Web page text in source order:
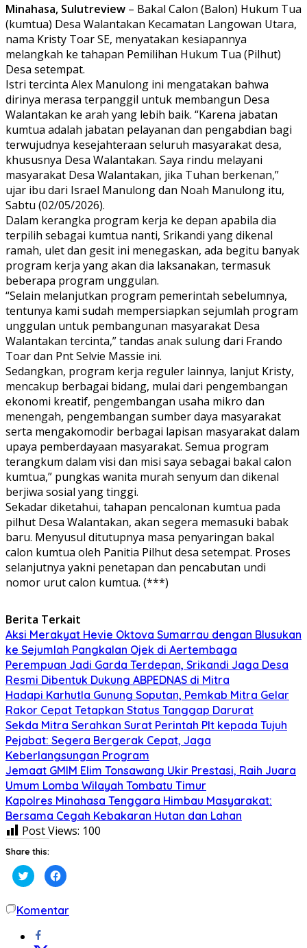
Minahasa, Sulutreview – Bakal Calon (Balon) Hukum Tua
(kumtua) Desa Walantakan Kecamatan Langowan Utara,
nama Kristy Toar SE, menyatakan kesiapannya
melangkah ke tahapan Pemilihan Hukum Tua (Pilhut)
Desa setempat.
Istri tercinta Alex Manulong ini mengatakan bahwa
dirinya merasa terpanggil untuk membangun Desa
Walantakan ke arah yang lebih baik. “Karena jabatan
kumtua adalah jabatan pelayanan dan pengabdian bagi
terwujudnya kesejahteraan seluruh masyarakat desa,
khususnya Desa Walantakan. Saya rindu melayani
masyarakat Desa Walantakan, jika Tuhan berkenan,”
ujar ibu dari Israel Manulong dan Noah Manulong itu,
Sabtu (02/05/2026).
Dalam kerangka program kerja ke depan apabila dia
terpilih sebagai kumtua nanti, Srikandi yang dikenal
ramah, ulet dan gesit ini menegaskan, ada begitu banyak
program kerja yang akan dia laksanakan, termasuk
beberapa program unggulan.
“Selain melanjutkan program pemerintah sebelumnya,
tentunya kami sudah mempersiapkan sejumlah program
unggulan untuk pembangunan masyarakat Desa
Walantakan tercinta,” tandas anak sulung dari Frando
Toar dan Pnt Selvie Massie ini.
Sedangkan, program kerja reguler lainnya, lanjut Kristy,
mencakup berbagai bidang, mulai dari pengembangan
ekonomi kreatif, pengembangan usaha mikro dan
menengah, pengembangan sumber daya masyarakat
serta mengakomodir berbagai lapisan masyarakat dalam
upaya pemberdayaan masyarakat. Semua program
terangkum dalam visi dan misi saya sebagai bakal calon
kumtua,” pungkas wanita murah senyum dan dikenal
berjiwa sosial yang tinggi.
Sekadar diketahui, tahapan pencalonan kumtua pada
pilhut Desa Walantakan, akan segera memasuki babak
baru. Menyusul ditutupnya masa penyaringan bakal
calon kumtua oleh Panitia Pilhut desa setempat. Proses
selanjutnya yakni penetapan dan pencabutan undi
nomor urut calon kumtua. (***)
Berita Terkait
Aksi Merakyat Hevie Oktova Sumarrau dengan Blusukan
ke Sejumlah Pangkalan Ojek di Aertembaga
Perempuan Jadi Garda Terdepan, Srikandi Jaga Desa
Resmi Dibentuk Dukung ABPEDNAS di Mitra
Hadapi Karhutla Gunung Soputan, Pemkab Mitra Gelar
Rakor Cepat Tetapkan Status Tanggap Darurat
Sekda Mitra Serahkan Surat Perintah Plt kepada Tujuh
Pejabat: Segera Bergerak Cepat, Jaga
Keberlangsungan Program
Jemaat GMIM Elim Tonsawang Ukir Prestasi, Raih Juara
Umum Lomba Wilayah Tombatu Timur
Kapolres Minahasa Tenggara Himbau Masyarakat:
Bersama Cegah Kebakaran Hutan dan Lahan
Post Views: 100
Share this:
Klik
untuk
berbagi
Twitter(Membuka
di
yang
baru)
Klik
untuk
Facebook(Membuka
di
Komentar